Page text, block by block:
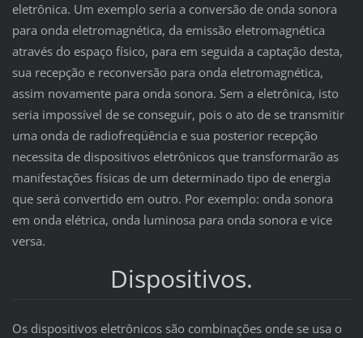
eletrônica. Um exemplo seria a conversão de onda sonora
para onda eletromagnética, da emissão eletromagnética
através do espaço físico, para em seguida a captação desta,
sua recepção e reconversão para onda eletromagnética,
assim novamente para onda sonora. Sem a eletrônica, isto
seria impossível de se conseguir, pois o ato de se transmitir
uma onda de radiofreqüência e sua posterior recepção
necessita de dispositivos eletrônicos que transformarão as
manifestações físicas de um determinado tipo de energia
que será convertido em outro. Por exemplo: onda sonora
em onda elétrica, onda luminosa para onda sonora e vice
versa.
Dispositivos.
Os dispositivos eletrônicos são combinações onde se usa o